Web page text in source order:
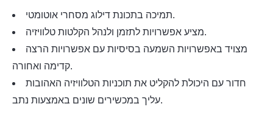
תמיכה בתכונת דילוג מסחרי אוטומטי.
מציע אפשרויות לתזמן ולנהל הקלטות טלוויזיה.
מצויד באפשרויות השמעה בסיסיות עם אפשרויות הרצה
קדימה ואחורה.
חדור עם היכולת להקליט את תוכניות הטלוויזיה האהובות
עליך במכשירים שונים באמצעות נתב.